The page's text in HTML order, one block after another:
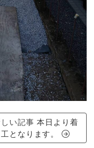
しい記事本日より着
工となります。